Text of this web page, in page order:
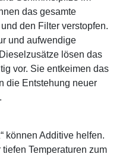
das gesamte
den Filter verstopfen.
und aufwendige
lösen das
vor. Sie entkeimen das
die Entstehung neuer
können Additive helfen.
Temperaturen zum